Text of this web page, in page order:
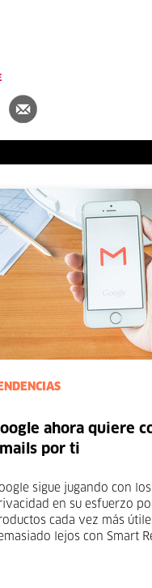
ahora quiere
por ti
sigue jugando con
en su esfuerzo
cada vez más
lejos con Smart